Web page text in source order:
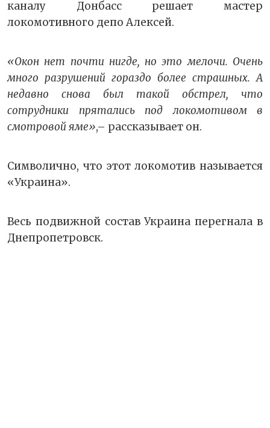
каналу Донбасс решает мастер
локомотивного депо Алексей.
«Окон нет почти нигде, но это мелочи. Очень
много разрушений гораздо более страшных. А
недавно снова был такой обстрел, что
сотрудники прятались под локомотивом в
смотровой яме»,– рассказывает он.
Символично, что этот локомотив называется
«Украина».
Весь подвижной состав Украина перегнала в
Днепропетровск.